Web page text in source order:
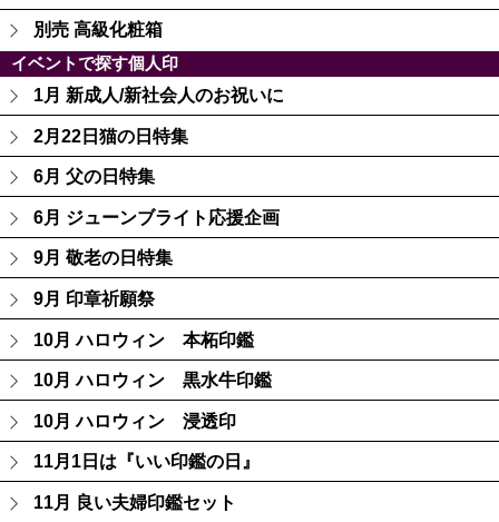
別売 高級化粧箱
イベントで探す個人印
1月 新成人/新社会人のお祝いに
2月22日猫の日特集
6月 父の日特集
6月 ジューンブライト応援企画
9月 敬老の日特集
9月 印章祈願祭
10月 ハロウィン 本柘印鑑
10月 ハロウィン 黒水牛印鑑
10月 ハロウィン 浸透印
11月1日は『いい印鑑の日』
11月 良い夫婦印鑑セット